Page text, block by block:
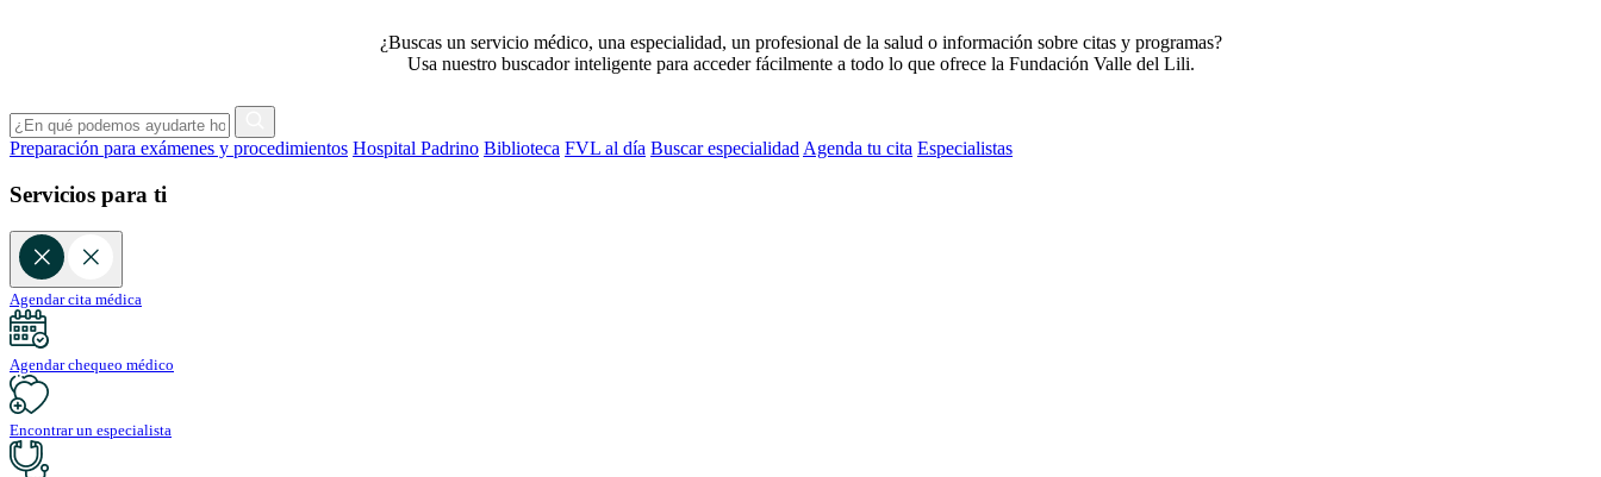
¿Buscas un servicio médico, una especialidad, un profesional de la salud o información sobre citas y programas?
Usa nuestro buscador inteligente para acceder fácilmente a todo lo que ofrece la Fundación Valle del Lili.
Preparación para exámenes y procedimientos Hospital Padrino Biblioteca FVL al día Buscar especialidad Agenda tu cita Especialistas
Servicios para ti
Agendar cita médica
Agendar chequeo médico
Encontrar un especialista